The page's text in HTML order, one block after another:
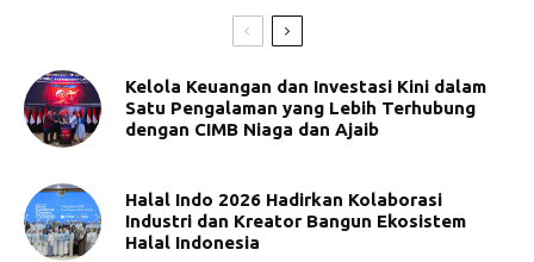
Kelola Keuangan dan Investasi Kini dalam
Satu Pengalaman yang Lebih Terhubung
dengan CIMB Niaga dan Ajaib
Halal Indo 2026 Hadirkan Kolaborasi
Industri dan Kreator Bangun Ekosistem
Halal Indonesia